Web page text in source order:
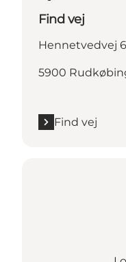
Find vej
Hennetvedvej
5900
Find vej